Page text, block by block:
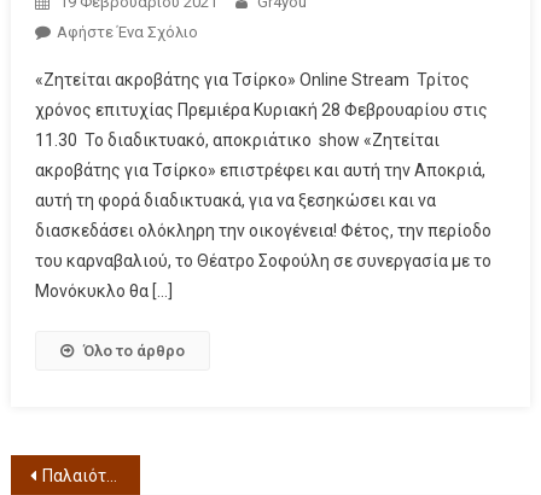
Αφήστε Ένα Σχόλιο
«Ζητείται ακροβάτης για Τσίρκο» Online Stream Τρίτος
χρόνος επιτυχίας Πρεμιέρα Κυριακή 28 Φεβρουαρίου στις
11.30 Το διαδικτυακό, αποκριάτικο show «Ζητείται
ακροβάτης για Τσίρκο» επιστρέφει και αυτή την Αποκριά,
αυτή τη φορά διαδικτυακά, για να ξεσηκώσει και να
διασκεδάσει ολόκληρη την οικογένεια! Φέτος, την περίοδο
του καρναβαλιού, το Θέατρο Σοφούλη σε συνεργασία με το
Μονόκυκλο θα […]
Όλο το άρθρο
Παλαιότερα άρθρα